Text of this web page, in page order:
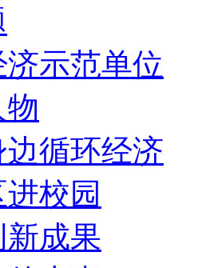
示范单位
循环经济
校园
成果